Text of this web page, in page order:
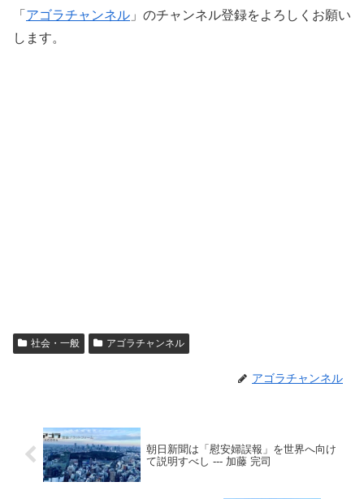
「 アゴラチャンネル 」のチャンネル登録をよろしくお願い
します。
社会・一般 アゴラチャンネル
アゴラチャンネル
朝日新聞は「慰安婦誤報」を世界へ向け
て説明すべし --- 加藤 完司